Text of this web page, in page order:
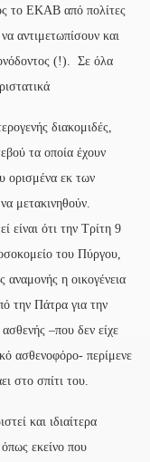
το ΕΚΑΒ από πολίτες
αντιμετωπίσουν και
(!). Σε όλα
διακομιδές,
τα οποία έχουν
ορισμένα εκ των
μετακινηθούν.
είναι ότι την Τρίτη 9
του Πύργου,
η οικογένεια
την Πάτρα για την
–που δεν είχε
ασθενοφόρο- περίμενε
στο σπίτι του.
και ιδιαίτερα
εκείνο που